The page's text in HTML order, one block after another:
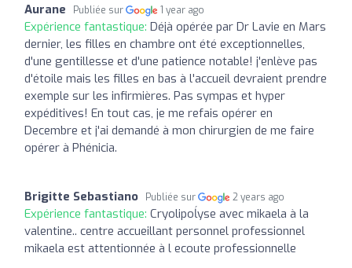
Aurane Publiée sur 1 year ago
Expérience fantastique: Déjà opérée par Dr Lavie en Mars
dernier, les filles en chambre ont été exceptionnelles,
d'une gentillesse et d'une patience notable! j'enlève pas
d'étoile mais les filles en bas à l'accueil devraient prendre
exemple sur les infirmières. Pas sympas et hyper
expéditives! En tout cas, je me refais opérer en
Decembre et j'ai demandé à mon chirurgien de me faire
opérer à Phénicia.
Brigitte Sebastiano Publiée sur 2 years ago
Expérience fantastique: Cryolipoĺyse avec mikaela à la
valentine.. centre accueillant personnel professionnel
mikaela est attentionnée à l ecoute professionnelle